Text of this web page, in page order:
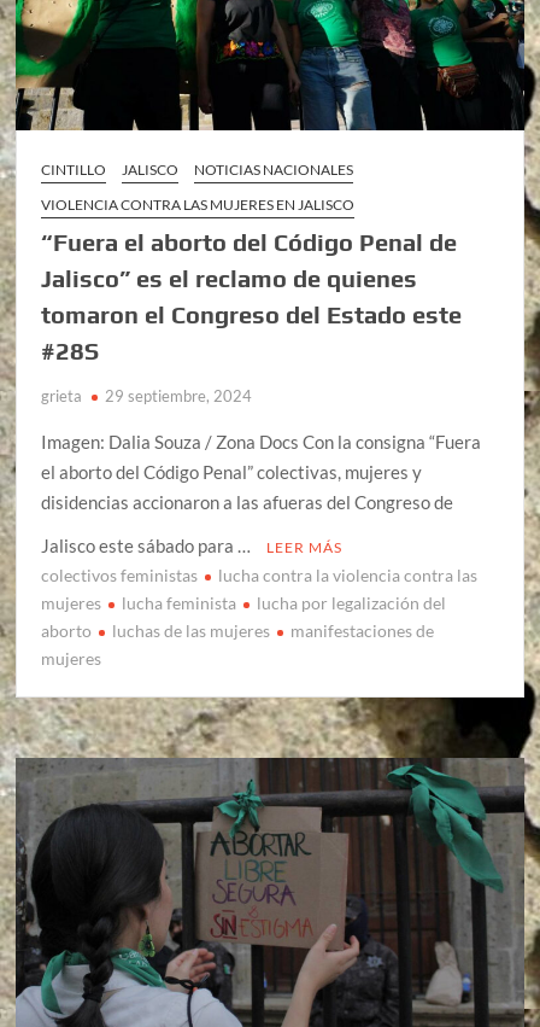
CINTILLO JALISCO
NOTICIAS NACIONALES
VIOLENCIA CONTRA LAS MUJERES EN JALISCO
“Fuera el aborto del Código Penal de
Jalisco” es el reclamo de quienes
tomaron el Congreso del Estado este
#28S
grieta 29 septiembre, 2024
Imagen: Dalia Souza / Zona Docs Con la consigna “Fuera
el aborto del Código Penal” colectivas, mujeres y
disidencias accionaron a las afueras del Congreso de
Jalisco este sábado para …
LEER MÁS
colectivos feministas
lucha contra la violencia contra las
mujeres
lucha feminista
lucha por legalización del
aborto
luchas de las mujeres
manifestaciones de
mujeres